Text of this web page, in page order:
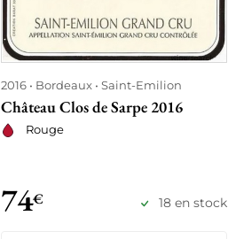
2016 Bordeaux Saint-Emilion
Château Clos de Sarpe 2016
Rouge
74€ 18 en stock